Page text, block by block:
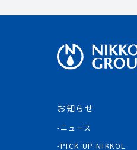
お知らせ
ニュース
PICK UP NIKKOL